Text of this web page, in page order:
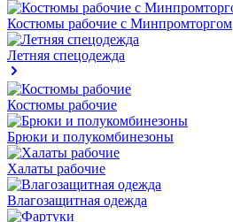
Костюмы рабочие с Минпромторгом
Летняя спецодежда
Костюмы рабочие
Брюки и полукомбинезоны
Халаты рабочие
Влагозащитная одежда